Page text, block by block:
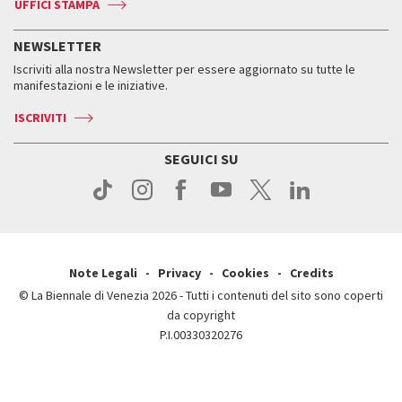
Press
Accrediti
Come raggiungerci
Come raggiungerci
Contatti
Press
Press
Orari e sedi
Biglietti
Servizi al pubblico
Come raggiungerci
Contatti
ASAC DATI
Storia
Orari e sedi
UFFICI STAMPA
NEWSLETTER
Iscriviti alla nostra Newsletter per essere aggiornato su tutte le
manifestazioni e le iniziative.
ISCRIVITI
SEGUICI SU
Note Legali Privacy Cookies
Credits
© La Biennale di Venezia 2026 - Tutti i contenuti del sito sono coperti
da copyright
P.I.00330320276